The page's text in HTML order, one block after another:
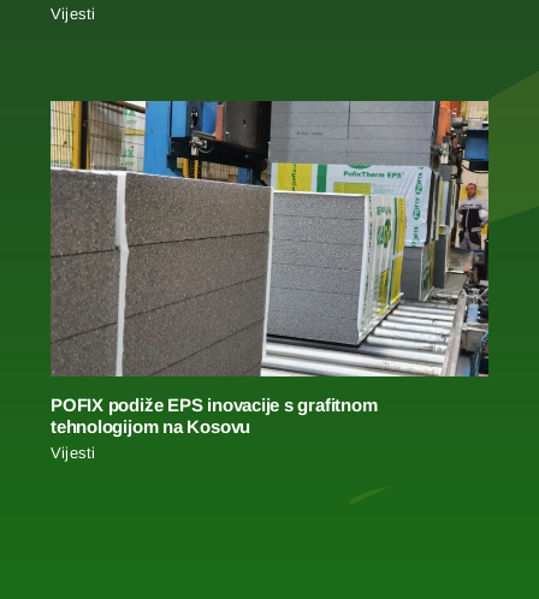
Vijesti
POFIX podiže EPS inovacije s grafitnom
tehnologijom na Kosovu
Vijesti